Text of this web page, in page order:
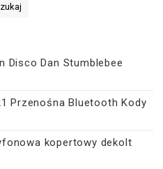
Disco Dan Stumblebee
Przenośna Bluetooth Kody
kopertowy dekolt